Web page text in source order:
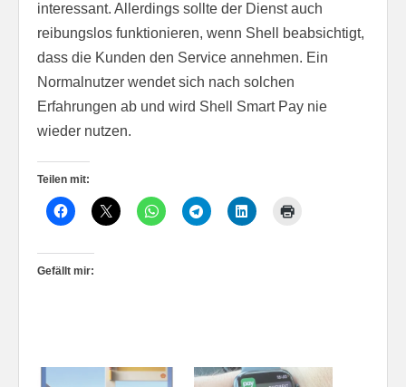
interessant. Allerdings sollte der Dienst auch
reibungslos funktionieren, wenn Shell beabsichtigt,
dass die Kunden den Service annehmen. Ein
Normalnutzer wendet sich nach solchen
Erfahrungen ab und wird Shell Smart Pay nie
wieder nutzen.
Teilen mit:
Gefällt mir: